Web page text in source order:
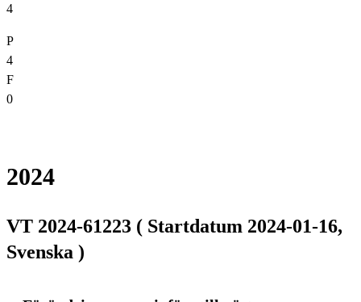
4
P
4
F
0
2024
VT 2024-61223 ( Startdatum 2024-01-16,
Svenska )